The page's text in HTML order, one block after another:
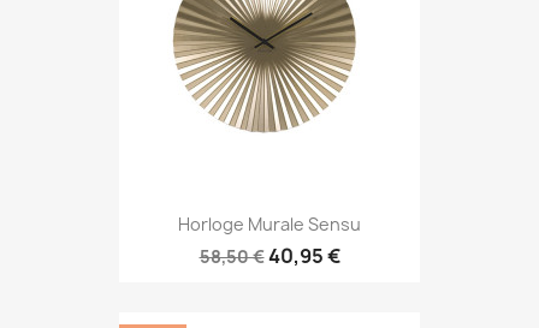
Horloge Murale Sensu
58,50 €40,95 €